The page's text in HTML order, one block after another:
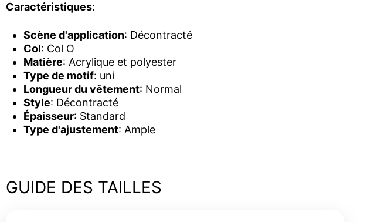
Caractéristiques:
Scène d'application: Décontracté
Col: Col O
Matière: Acrylique et polyester
Type de motif: uni
Longueur du vêtement: Normal
Style: Décontracté
Épaisseur: Standard
Type d'ajustement: Ample
GUIDE DES TAILLES